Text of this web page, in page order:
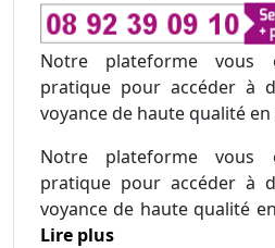
Notre plateforme vous
pratique pour accéder à
voyance de haute qualité
Notre plateforme vous
pratique pour accéder à
voyance de haute qualité
Lire plus